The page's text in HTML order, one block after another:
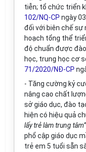
tiễn; tổ chức triển
102/NQ-CP ngày
đối với biên chế sự
hoạch tổng thể
độ chuẩn được
học, trung học cơ
71/2020/NĐ-CP
- Tăng cường kỷ
nâng cao chất
sở giáo dục, đào
hiện có hiệu quả
lấy trẻ làm trung tâm”
phổ cập giáo dục
trẻ em 5 tuổi sẵn